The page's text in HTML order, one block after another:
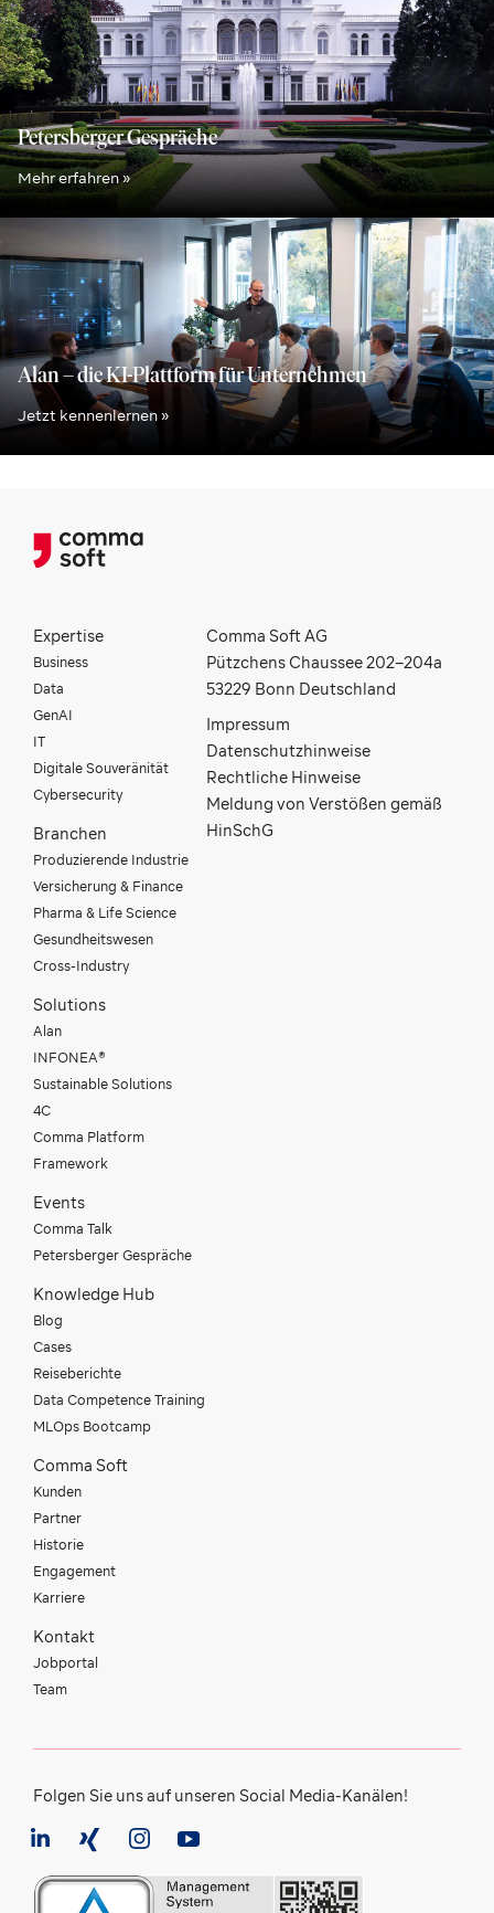
Petersberger Gespräche
Mehr erfahren »
Alan – die KI-Plattform für Unternehmen
Jetzt kennenlernen »
Expertise
Business
Data
GenAI
IT
Digitale Souveränität
Cybersecurity
Branchen
Produzierende Industrie
Versicherung & Finance
Pharma & Life Science
Gesundheitswesen
Cross-Industry
Solutions
Alan
INFONEA®
Sustainable Solutions
4C
Comma Platform
Framework
Events
Comma Talk
Petersberger Gespräche
Knowledge Hub
Blog
Cases
Reiseberichte
Data Competence Training
MLOps Bootcamp
Comma Soft
Kunden
Partner
Historie
Engagement
Karriere
Kontakt
Jobportal
Team
Comma Soft AG
Pützchens Chaussee 202–204a
53229 Bonn Deutschland
Impressum
Datenschutzhinweise
Rechtliche Hinweise
Meldung von Verstößen gemäß
HinSchG
Folgen Sie uns auf unseren Social Media-Kanälen!